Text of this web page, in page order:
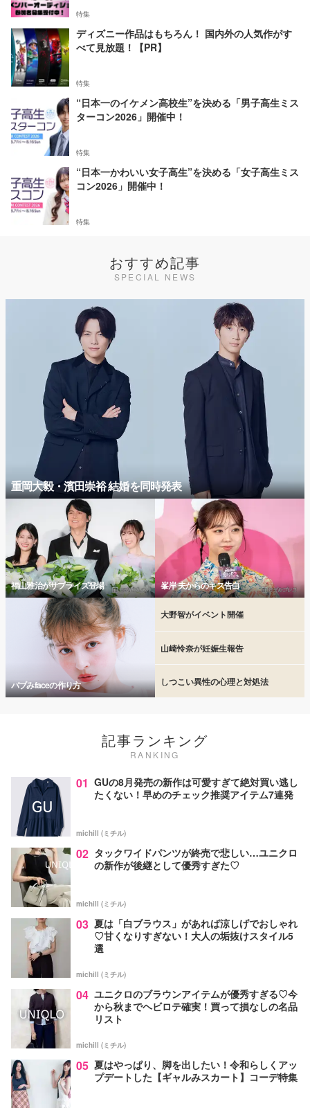
特集
ディズニー作品はもちろん！ 国内外の人気作がす
べて見放題！【PR】
特集
“日本一のイケメン高校生”を決める「男子高生ミス
ターコン2026」開催中！
特集
“日本一かわいい女子高生”を決める「女子高生ミス
コン2026」開催中！
特集
おすすめ記事
SPECIAL NEWS
重岡大毅・濱田崇裕 結婚を同時発表
福山雅治がサプライズ登場 峯岸 夫からのキス告白
バブみfaceの作り方
大野智がイベント開催
山崎怜奈が妊娠生報告
しつこい異性の心理と対処法
記事ランキング
RANKING
01 GUの8月発売の新作は可愛すぎて絶対買い逃し
たくない！早めのチェック推奨アイテム7連発
michill (ミチル)
02 タックワイドパンツが終売で悲しい…ユニクロ
の新作が後継として優秀すぎた♡
michill (ミチル)
03 夏は「白ブラウス」があれば涼しげでおしゃれ
♡甘くなりすぎない！大人の垢抜けスタイル5
選
michill (ミチル)
04 ユニクロのブラウンアイテムが優秀すぎる♡今
から秋までヘビロテ確実！買って損なしの名品
リスト
michill (ミチル)
05 夏はやっぱり、脚を出したい！令和らしくアッ
プデートした【ギャルみスカート】コーデ特集